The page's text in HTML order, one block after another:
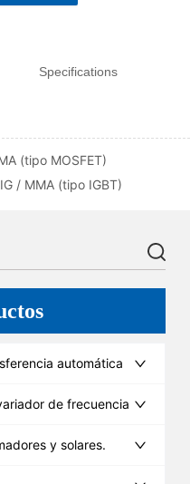
Specifications
(tipo MOSFET)
/ MMA (tipo IGBT)
automática
de frecuencia
y solares.